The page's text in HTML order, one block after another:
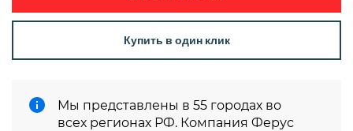
Купить в один клик
Мы представлены в 55 городах во
всех регионах РФ. Компания Ферус